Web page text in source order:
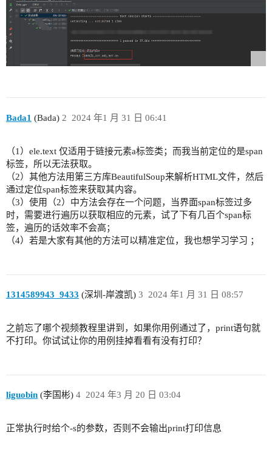
Bada1 (Bada) 2024 年1 月 31 日 06:41
2
（1）ele.text 仅适用于链接元素a标签类；而我当前定位的是span
标签，所以无法获取。
（2）其他方法用第三方库BeautifulSoup来解析HTML文件，然后
通过定位span标签来获取其内容。
（3）使用（2）中方法会存在一个问题，当界面span标签过多
时，需要进行遍历以获取相应的元素，试了下有几百个span标
签，遍历的话效率不会高；
（4）若是大家有其他的方法可以精准定位，我也想学习学习 ；
1314589943_9433 (深圳-岸渡凯) 2024 年1 月 31 日 08:57
3
之前忘了哪个视频教程里讲到，如果你用例通过了，print语句就
不打印。你试试让你的用例挂掉看看有没有打印？
liguobin (李国彬) 2024 年3 月 20 日 03:04
4
正常执行时给个-s的参数，否则不会输出print打印信息